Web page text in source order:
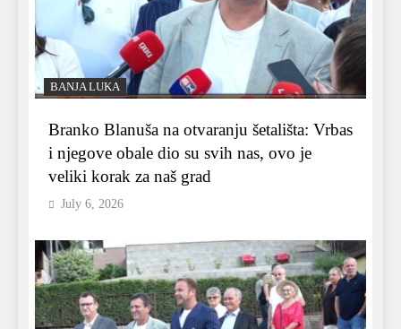
BANJA LUKA
Branko Blanuša na otvaranju šetališta: Vrbas
i njegove obale dio su svih nas, ovo je
veliki korak za naš grad
July 6, 2026